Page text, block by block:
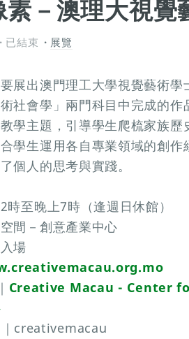
素－澳理大視
已結束 展覽
展出澳門理工大學視覺藝術
社會學」兩門科目中完成的
學主題，引導學生爬梳家族
學生運用各自專業領域的創
個人的思考與實踐。
時至晚上7時（逢週日休館）
間－創意產業中心
場
Creative Macau - Center
creativemacau